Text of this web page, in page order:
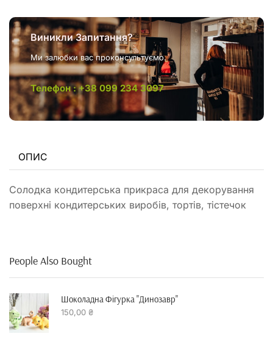
Виникли Запитання?
Ми залюбки вас проконсультуємо.
Телефон : +38 099 234 3097
ОПИС
Солодка кондитерська прикраса для декорування
поверхні кондитерських виробів, тортів, тістечок
People Also Bought
Шоколадна Фігурка "динозавр"
150,00 ₴